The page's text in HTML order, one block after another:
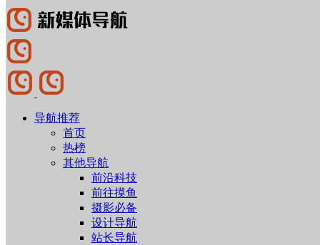
导航推荐
首页
热榜
其他导航
前沿科技
前往摸鱼
摄影必备
设计导航
站长导航